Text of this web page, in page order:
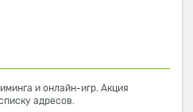
и онлайн-игр. Акция
адресов.